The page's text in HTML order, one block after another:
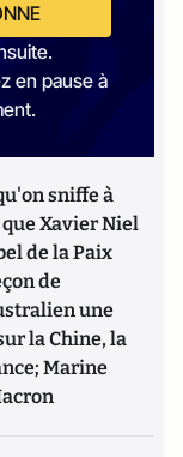
en pause à
sniffe à
Xavier Niel
de la Paix
de
une
la Chine, la
Marine